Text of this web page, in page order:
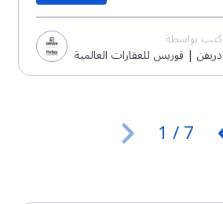
كتب بواسطة
دريفن | فوربس للعقارات العالمية
7
/
1